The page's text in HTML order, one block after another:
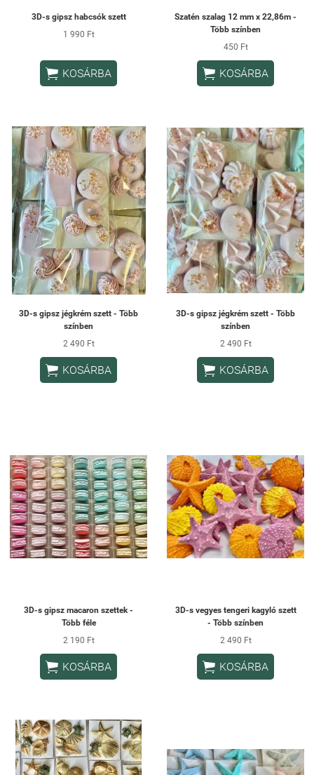
3D-s gipsz habcsók szett
1 990 Ft
 KOSÁRBA
Szatén szalag 12 mm x 22,86m -
Több színben
450 Ft
 KOSÁRBA
3D-s gipsz jégkrém szett - Több
színben
2 490 Ft
 KOSÁRBA
3D-s gipsz jégkrém szett - Több
színben
2 490 Ft
 KOSÁRBA
3D-s gipsz macaron szettek -
Több féle
2 190 Ft
 KOSÁRBA
3D-s vegyes tengeri kagyló szett
- Több színben
2 490 Ft
 KOSÁRBA